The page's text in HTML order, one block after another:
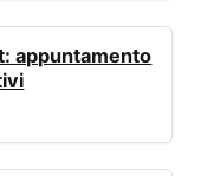
appuntamento